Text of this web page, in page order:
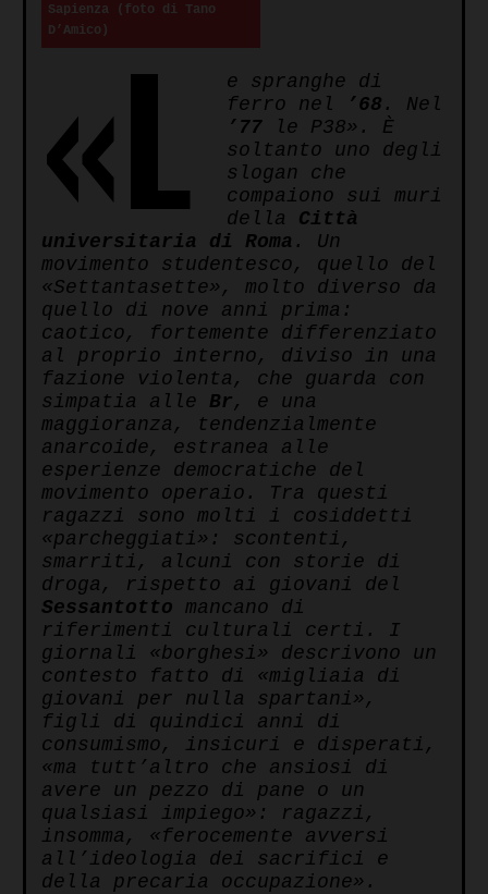
Sapienza (foto di Tano
D’Amico)
«L
e spranghe di
ferro nel
’68 . Nel
’77le P38». È
soltanto uno degli
slogan che
compaiono sui muri
della Città
universitaria di Roma . Un
movimento studentesco, quello del
«Settantasette», molto diverso da
quello di nove anni prima:
caotico, fortemente differenziato
al proprio interno, diviso in una
fazione violenta, che guarda con
simpatia alle Br, e una
maggioranza, tendenzialmente
anarcoide, estranea alle
esperienze democratiche del
movimento operaio. Tra questi
ragazzi sono molti i cosiddetti
«parcheggiati»: scontenti,
smarriti, alcuni con storie di
droga, rispetto ai giovani del
Sessantotto mancano di
riferimenti culturali certi. I
giornali «borghesi» descrivono un
contesto fatto di «migliaia di
giovani per nulla spartani»,
figli di quindici anni di
consumismo, insicuri e disperati,
«ma tutt’altro che ansiosi di
avere un pezzo di pane o un
qualsiasi impiego»: ragazzi,
insomma, «ferocemente avversi
all’ideologia dei sacrifici e
della precaria occupazione».